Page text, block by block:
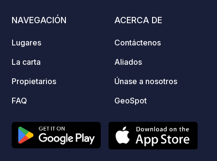
noviembre al 1 de marzo. El camping
permanecerá abierto.
NAVEGACIÓN
Lugares
La carta
Propietarios
FAQ
ACERCA DE
Contáctenos
Aliados
Únase a nosotros
GeoSpot